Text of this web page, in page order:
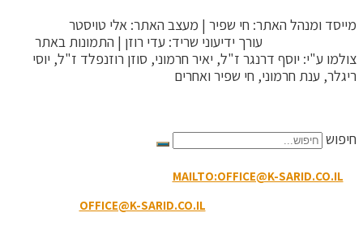
מייסד ומנהל האתר: חי שפיר | מעצב האתר: אלי טויסטר
עורך ידיעוני שריד: עדי רוזן | התמונות באתר
צולמו ע"י: יוסף דרנגר ז"ל, יאיר חרמוני, סוזן רוזנפלד ז"ל, יוסי
ריגלר, ענת חרמוני, חי שפיר ואחרים
חיפוש
MAILTO:OFFICE@K-SARID.CO.IL
OFFICE@K-SARID.CO.IL